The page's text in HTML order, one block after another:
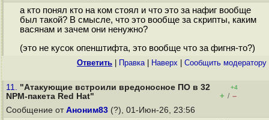
а кто понял кто на ком стоял и что это за нафиг вообще
был такой? В смысле, что это вообще за скрипты, каким
васянам и зачем они ненужно?
(это не кусок опенштифта, это вообще что за фигня-то?)
Ответить Правка| Наверх Cообщить модератору
11. "Атакующие встроили вредоносное ПО в 32
NPM-пакета Red Hat"
+4
+ / –
Сообщение от Аноним83 (?), 01-Июн-26, 23:56